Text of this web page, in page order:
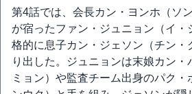
第4話では、会長カン・ヨンホ（ソ
が宿ったファン・ジュニョン（イ・
格的に息子カン・ジェソン（チン・
り出した。ジュニョンは末娘カン・
ミョン）や監査チーム出身のパク・